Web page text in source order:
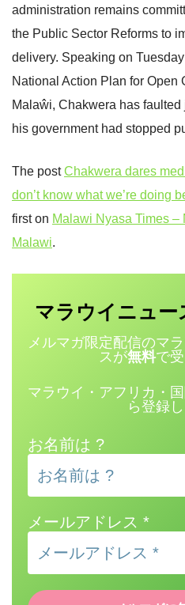
administration remains
the Public Sector Reforms to
delivery. Speaking on
National Action Plan for Open
Malaŵi, Chakwera has
his government had stopped
The postChakwera dares
don’t know what we’re doing
first on Malawi Nyasa Times
Malawi.
マラウイニュー
メルマガ限定配信のマ
スが無料で
マラウイ・アフリカ・
ら登録し
お名前は ?
メールアドレス *